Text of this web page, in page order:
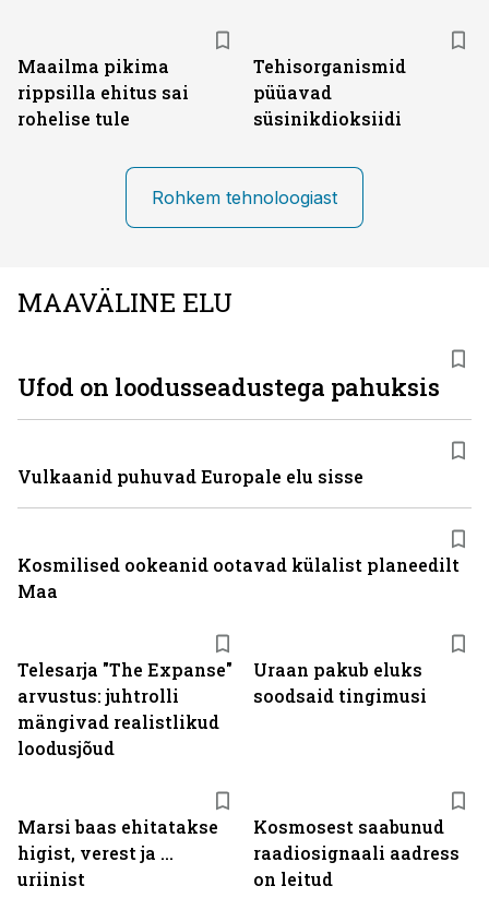
Maailma pikima
rippsilla ehitus sai
rohelise tule
Tehisorganismid
püüavad
süsinikdioksiidi
Rohkem tehnoloogiast
MAAVÄLINE ELU
Telesarja "The Expanse"
arvustus: juhtrolli
mängivad realistlikud
loodusjõud
Uraan pakub eluks
soodsaid tingimusi
Marsi baas ehitatakse
higist, verest ja ...
uriinist
Kosmosest saabunud
raadiosignaali aadress
on leitud
Ufod on loodusseadustega pahuksis
Vulkaanid puhuvad Europale elu sisse
Kosmilised ookeanid ootavad külalist planeedilt
Maa